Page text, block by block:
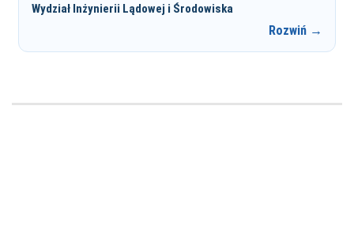
Wydział Inżynierii Lądowej i Środowiska
Rozwiń →